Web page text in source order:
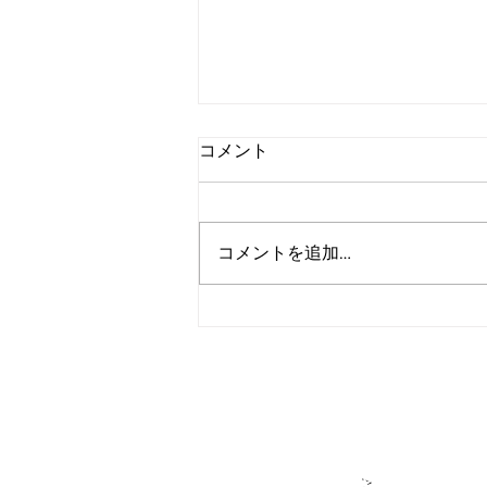
コメント
コメントを追加…
​＞
★アルゴラン